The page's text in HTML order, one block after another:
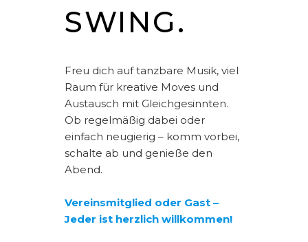
SWING.
Freu dich auf tanzbare Musik, viel
Raum für kreative Moves und
Austausch mit Gleichgesinnten.
Ob regelmäßig dabei oder
einfach neugierig – komm vorbei,
schalte ab und genieße den
Abend.
Vereinsmitglied oder Gast –
Jeder ist herzlich willkommen!